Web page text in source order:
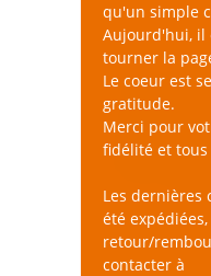
qu'un simple
Aujourd'hui, il
tourner la
Le coeur est
gratitude.
Merci pour
fidélité et tous
Les dernières
été
retour/
contacter à